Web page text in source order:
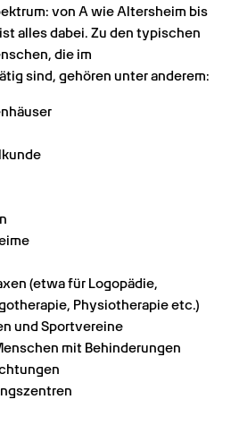
von A wie Altersheim bis
alles dabei. Zu den typischen
die im
sind, gehören unter anderem:
(etwa für Logopädie,
Physiotherapie etc.)
und Sportvereine
mit Behinderungen